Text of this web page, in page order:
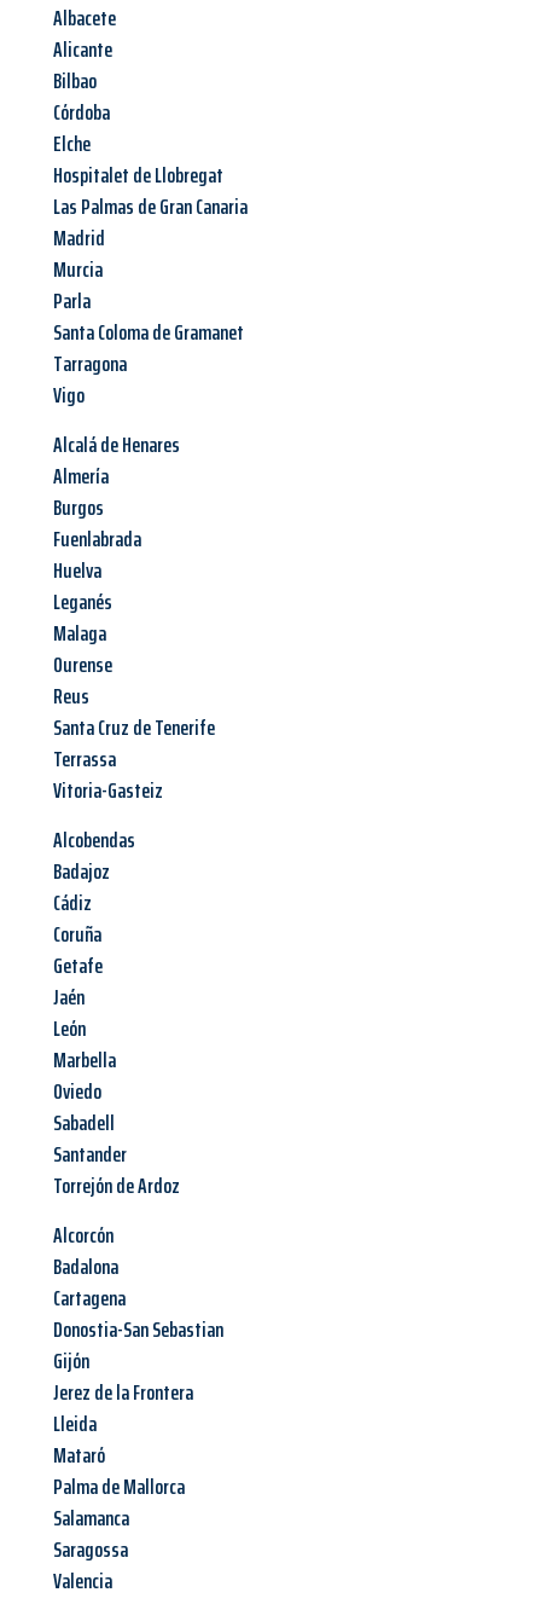
Albacete
Alicante
Bilbao
Córdoba
Elche
Hospitalet de Llobregat
Las Palmas de Gran Canaria
Madrid
Murcia
Parla
Santa Coloma de Gramanet
Tarragona
Vigo
Alcalá de Henares
Almería
Burgos
Fuenlabrada
Huelva
Leganés
Malaga
Ourense
Reus
Santa Cruz de Tenerife
Terrassa
Vitoria-Gasteiz
Alcobendas
Badajoz
Cádiz
Coruña
Getafe
Jaén
León
Marbella
Oviedo
Sabadell
Santander
Torrejón de Ardoz
Alcorcón
Badalona
Cartagena
Donostia-San Sebastian
Gijón
Jerez de la Frontera
Lleida
Mataró
Palma de Mallorca
Salamanca
Saragossa
Valencia